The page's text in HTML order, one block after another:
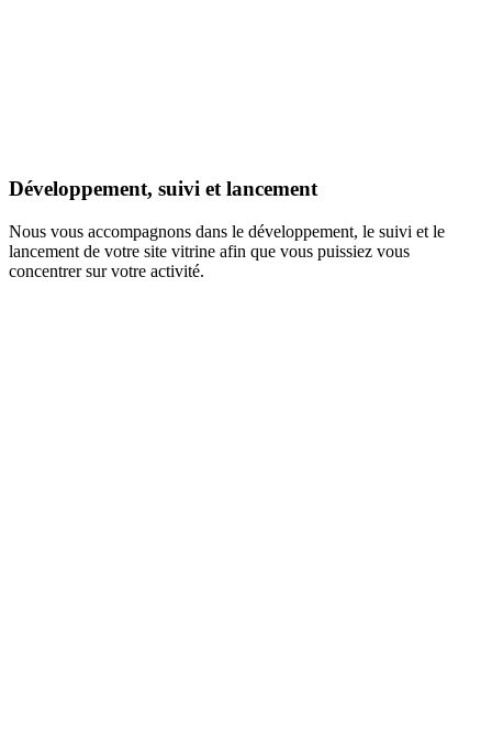
Développement, suivi et lancement
Nous vous accompagnons dans le développement, le suivi et le
lancement de votre site vitrine afin que vous puissiez vous
concentrer sur votre activité.